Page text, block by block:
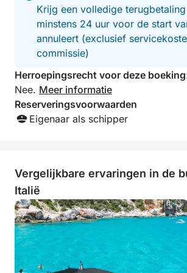
Vers fruit
Frisdranken
VERSE ZOMERPASTA
Korte pasta, geserveerd op
extra vierge olijfolie, cherrytomaten,
Dankzij onze samenwerking met een
restaurant kunnen we een
aanbieden, variërend van oesters tot
gegaarde tonijn en nog veel meer.
Alles wordt geserveerd in het
Krijg een volledige
minstens 24 uur voor de start
annuleert (exclusief
commissie)
Herroepingsrecht voor deze
Nee. Meer informatie
Reserveringsvoorwaarden
Eigenaar als schipper
Vergelijkbare ervaringen in de
Italië